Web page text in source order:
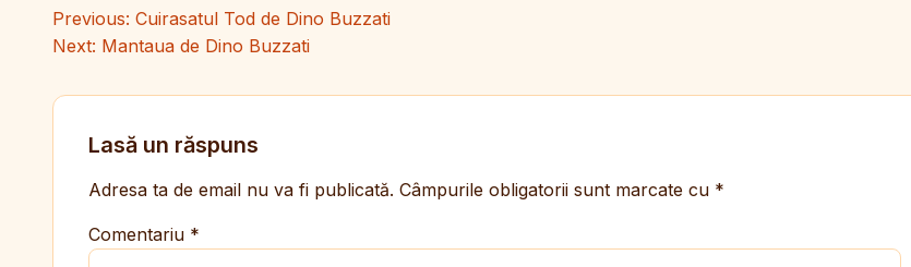
Navigare în articole
Previous: Cuirasatul Tod de Dino Buzzati
Next: Mantaua de Dino Buzzati
Lasă un răspuns
Adresa ta de email nu va fi publicată. Câmpurile obligatorii sunt marcate cu *
Comentariu *